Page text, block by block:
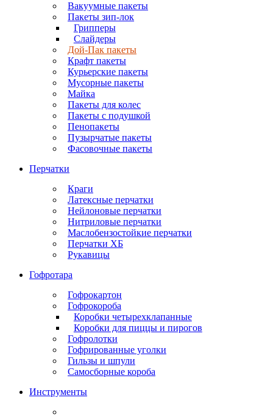
Вакуумные пакеты
Пакеты зип-лок
Грипперы
Слайдеры
Дой-Пак пакеты
Крафт пакеты
Курьерские пакеты
Мусорные пакеты
Майка
Пакеты для колес
Пакеты с подушкой
Пенопакеты
Пузырчатые пакеты
Фасовочные пакеты
Перчатки
Краги
Латексные перчатки
Нейлоновые перчатки
Нитриловые перчатки
Маслобензостойкие перчатки
Перчатки ХБ
Рукавицы
Гофротара
Гофрокартон
Гофрокороба
Коробки четырехклапанные
Коробки для пиццы и пирогов
Гофролотки
Гофрированные уголки
Гильзы и шпули
Самосборные короба
Инструменты